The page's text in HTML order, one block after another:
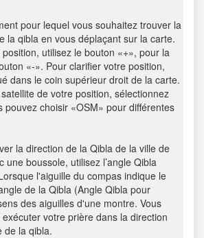
pour lequel vous souhaitez trouver la
la qibla en vous déplaçant sur la carte.
utilisez le bouton «+», pour la
«-». Pour clarifier votre position,
dans le coin supérieur droit de la carte.
de votre position, sélectionnez
pouvez choisir «OSM» pour différentes
la direction de la Qibla de la ville de
une boussole, utilisez l’angle Qibla
l'aiguille du compas indique le
de la Qibla (Angle Qibla pour
des aiguilles d'une montre. Vous
votre prière dans la direction
de la qibla.